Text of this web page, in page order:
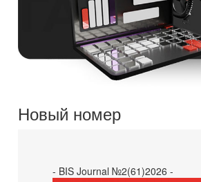
Новый номер
- BIS Journal №2(61)2026 -